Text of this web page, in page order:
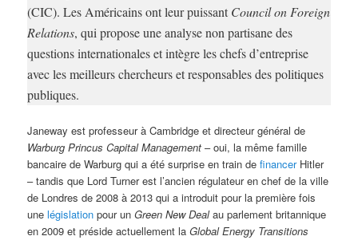
(CIC). Les Américains ont leur puissant Council on Foreign
Relations, qui propose une analyse non partisane des
questions internationales et intègre les chefs d’entreprise
avec les meilleurs chercheurs et responsables des politiques
publiques.
Janeway est professeur à Cambridge et directeur général de
Warburg Princus Capital Management – oui, la même famille
bancaire de Warburg qui a été surprise en train definancerHitler
– tandis que Lord Turner est l’ancien régulateur en chef de la ville
de Londres de 2008 à 2013 qui a introduit pour la première fois
unelégislation pour unGreen New Dealau parlement britannique
en 2009 et préside actuellement laGlobal Energy Transitions